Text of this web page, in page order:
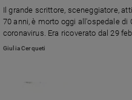
Il grande scrittore, sceneggiatore,
70 anni, è morto oggi all'ospedale di
coronavirus. Era ricoverato dal 29
racconti, aveva scritto una fortunata
Giulia Cerqueti